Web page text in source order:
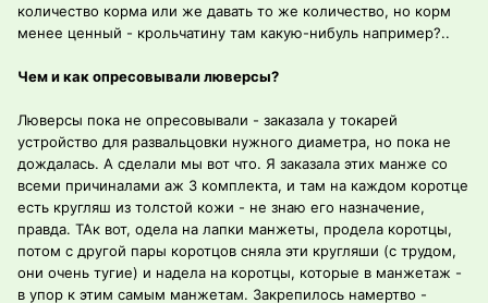
количество корма или же давать то же количество, но корм
менее ценный - крольчатину там какую-нибуль например?..
Чем и как опресовывали люверсы?
Люверсы пока не опресовывали - заказала у токарей
устройство для развальцовки нужного диаметра, но пока не
дождалась. А сделали мы вот что. Я заказала этих манже со
всеми причиналами аж 3 комплекта, и там на каждом коротце
есть кругляш из толстой кожи - не знаю его назначение,
правда. ТАк вот, одела на лапки манжеты, продела коротцы,
потом с другой пары коротцов сняла эти кругляши (с трудом,
они очень тугие) и надела на коротцы, которые в манжетаж -
в упор к этим самым манжетам. Закрепилось намертво -